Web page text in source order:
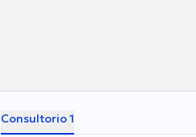
Consultorio 1